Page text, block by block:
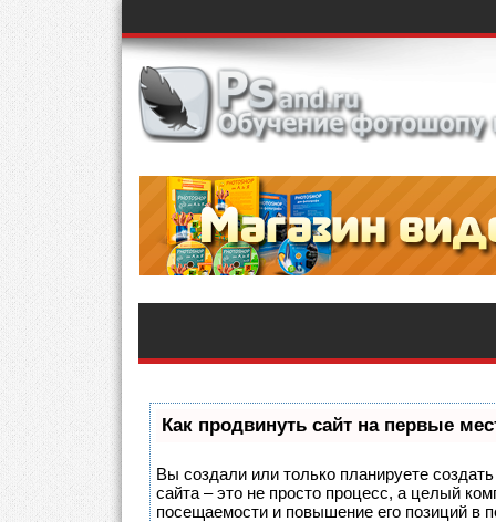
Как продвинуть сайт на первые
Вы создали или только планируете
сайта – это не просто процесс, а целый
посещаемости и повышение его позиций в